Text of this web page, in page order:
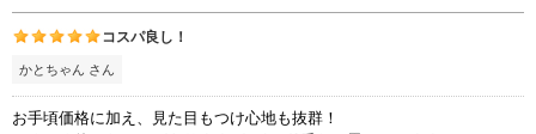
コスパ良し！
かとちゃん さん
お手頃価格に加え、見た目もつけ心地も抜群！